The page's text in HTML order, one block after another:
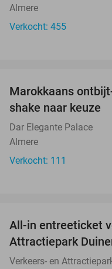
Almere
Verkocht: 455
Marokkaans
shake naar keuze
Dar Elegante Palace
Almere
Verkocht: 111
All-in entreeticket
Attractiepark
Verkeers- en